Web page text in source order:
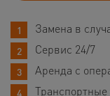
Замена в
Сервис 24/7
Аренда с
Транспортные